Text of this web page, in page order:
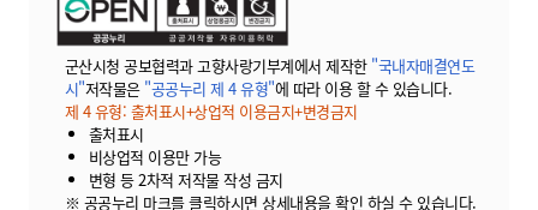
군산시청 공보협력과 고향사랑기부계에서 제작한 "국내자매결연도
시"저작물은 "공공누리 제 4 유형"에 따라 이용 할 수 있습니다.
제 4 유형: 출처표시+상업적 이용금지+변경금지
출처표시
비상업적 이용만 가능
변형 등 2차적 저작물 작성 금지
※ 공공누리 마크를 클릭하시면 상세내용을 확인 하실 수 있습니다.